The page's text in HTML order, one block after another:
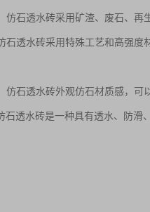
仿石透水砖采用矿渣、废石、再
石透水砖采用特殊工艺和高强
仿石透水砖外观仿石材质感，可
石透水砖是一种具有透水、防滑